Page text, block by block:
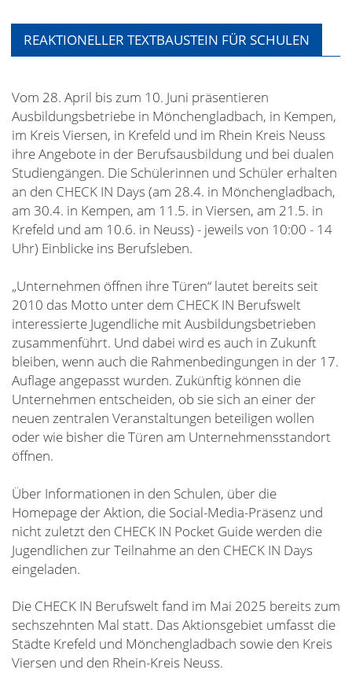
REAKTIONELLER TEXTBAUSTEIN FÜR SCHULEN
Vom 28. April bis zum 10. Juni präsentieren
Ausbildungsbetriebe in Mönchengladbach, in Kempen,
im Kreis Viersen, in Krefeld und im Rhein Kreis Neuss
ihre Angebote in der Berufsausbildung und bei dualen
Studiengängen. Die Schülerinnen und Schüler erhalten
an den CHECK IN Days (am 28.4. in Mönchengladbach,
am 30.4. in Kempen, am 11.5. in Viersen, am 21.5. in
Krefeld und am 10.6. in Neuss) - jeweils von 10:00 - 14
Uhr) Einblicke ins Berufsleben.
„Unternehmen öffnen ihre Türen“ lautet bereits seit
2010 das Motto unter dem CHECK IN Berufswelt
interessierte Jugendliche mit Ausbildungsbetrieben
zusammenführt. Und dabei wird es auch in Zukunft
bleiben, wenn auch die Rahmenbedingungen in der 17.
Auflage angepasst wurden. Zukünftig können die
Unternehmen entscheiden, ob sie sich an einer der
neuen zentralen Veranstaltungen beteiligen wollen
oder wie bisher die Türen am Unternehmensstandort
öffnen.
Über Informationen in den Schulen, über die
Homepage der Aktion, die Social-Media-Präsenz und
nicht zuletzt den CHECK IN Pocket Guide werden die
Jugendlichen zur Teilnahme an den CHECK IN Days
eingeladen.
Die CHECK IN Berufswelt fand im Mai 2025 bereits zum
sechszehnten Mal statt. Das Aktionsgebiet umfasst die
Städte Krefeld und Mönchengladbach sowie den Kreis
Viersen und den Rhein-Kreis Neuss.